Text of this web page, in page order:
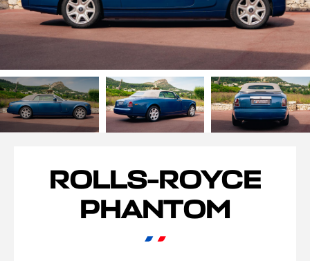
ROLLS-ROYCE
PHANTOM